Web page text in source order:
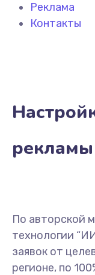
Реклама
Контакты
рекламы
По авторской
технологии
заявок от
регионе, по